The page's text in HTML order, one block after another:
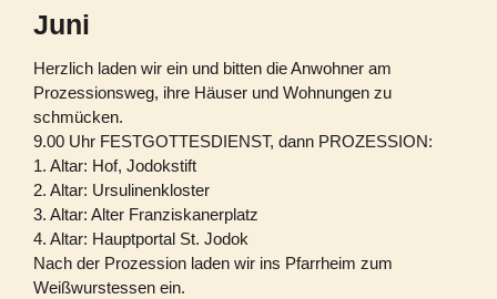
Juni
Herzlich laden wir ein und bitten die Anwohner am
Prozessionsweg, ihre Häuser und Wohnungen zu
schmücken.
9.00 Uhr FESTGOTTESDIENST, dann PROZESSION:
1. Altar: Hof, Jodokstift
2. Altar: Ursulinenkloster
3. Altar: Alter Franziskanerplatz
4. Altar: Hauptportal St. Jodok
Nach der Prozession laden wir ins Pfarrheim zum
Weißwurstessen ein.